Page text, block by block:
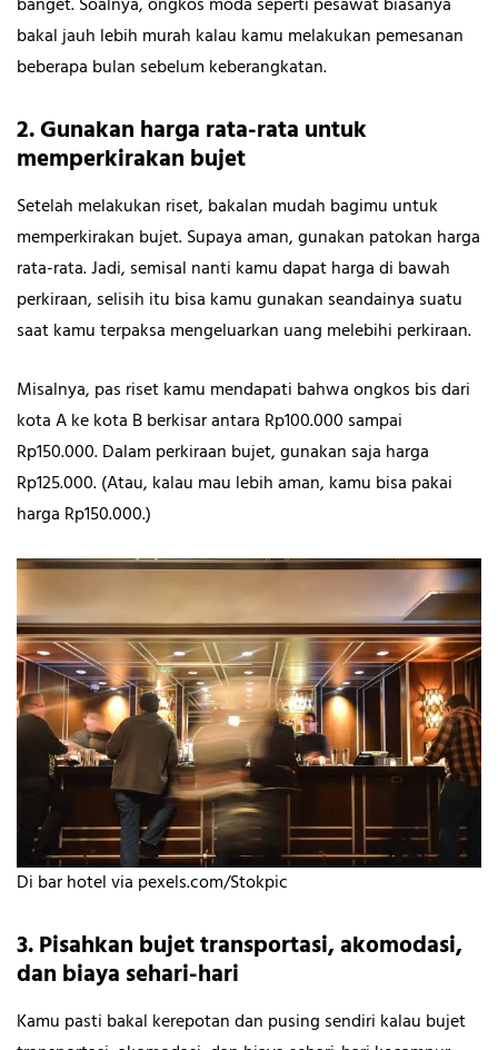
bakal jauh lebih murah kalau kamu melakukan pemesanan
beberapa bulan sebelum keberangkatan.
2. Gunakan harga rata-rata untuk
memperkirakan bujet
Setelah melakukan riset, bakalan mudah bagimu untuk
memperkirakan bujet. Supaya aman, gunakan patokan harga
rata-rata. Jadi, semisal nanti kamu dapat harga di bawah
perkiraan, selisih itu bisa kamu gunakan seandainya suatu
saat kamu terpaksa mengeluarkan uang melebihi perkiraan.
Misalnya, pas riset kamu mendapati bahwa ongkos bis dari
kota A ke kota B berkisar antara Rp100.000 sampai
Rp150.000. Dalam perkiraan bujet, gunakan saja harga
Rp125.000. (Atau, kalau mau lebih aman, kamu bisa pakai
harga Rp150.000.)
Di bar hotel via pexels.com/Stokpic
3. Pisahkan bujet transportasi, akomodasi,
dan biaya sehari-hari
Kamu pasti bakal kerepotan dan pusing sendiri kalau bujet